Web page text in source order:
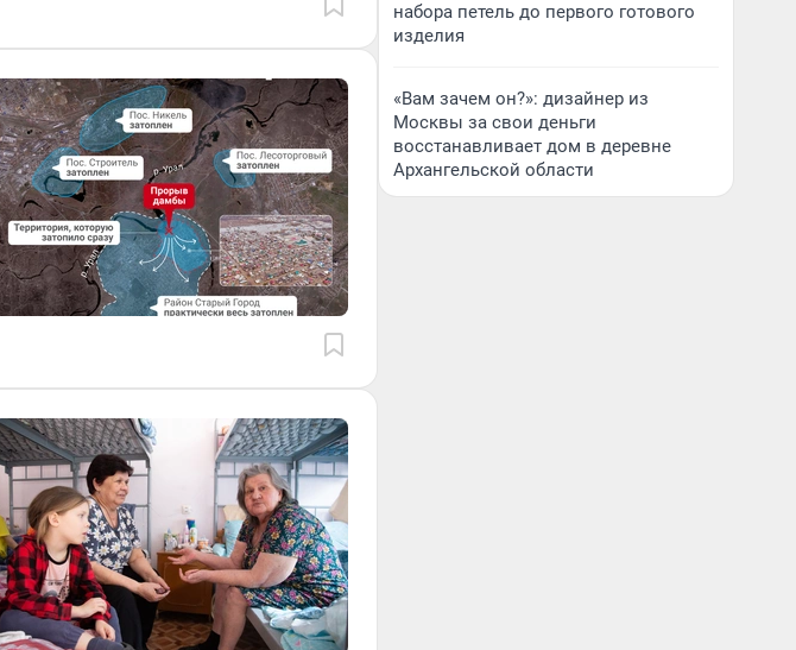
набора петель до первого готового
изделия
«Вам зачем он?»: дизайнер из
Москвы за свои деньги
восстанавливает дом в деревне
Архангельской области